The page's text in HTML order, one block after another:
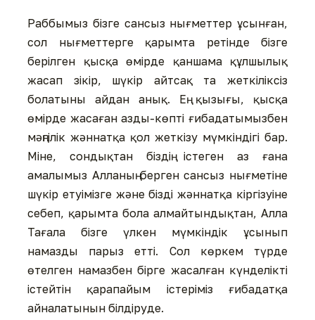
Раббымыз бізге сансыз нығметтер ұсынған,
сол нығметтерге қарымта ретінде бізге
берілген қысқа өмірде қаншама құлшылық
жасап зікір, шүкір айтсақ та жеткіліксіз
болатыны айдан анық. Ең қызығы, қысқа
өмірде жасаған азды-көпті ғибадатымызбен
мəңгілік жəннатқа қол жеткізу мүмкіндігі бар.
Міне, сондықтан біздің істеген аз ғана
амалымыз Алланың берген сансыз нығметіне
шүкір етуімізге жəне бізді жəннатқа кіргізуіне
себеп, қарымта бола алмайтындықтан, Алла
Тағала бізге үлкен мүмкіндік ұсынып
намазды парыз етті. Сол көркем түрде
өтелген намазбен бірге жасалған күнделікті
істейтін қарапайым істеріміз ғибадатқа
айналатынын білдіруде.